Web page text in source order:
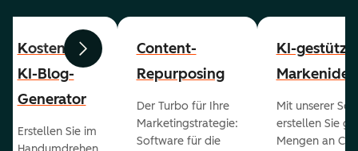
ZurückWeiter
Kostenloser
KI-Blog-
Generator
Erstellen Sie im
Content-
Repurposing
Der Turbo für Ihre
Marketingstrategie:
Software für die
KI-
Mit unserer
erstellen Sie
Mengen an